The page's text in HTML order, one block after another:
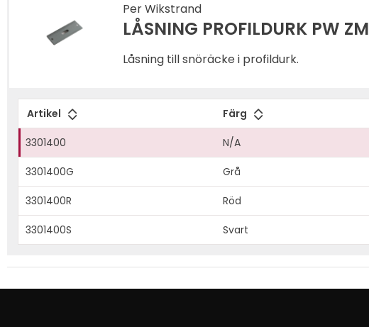
Per Wikstrand
LÅSNING PROFILDURK PW ZM
Låsning till snöräcke i profildurk.
Artikel Färg
3301400 N/A
3301400G Grå
3301400R Röd
3301400S Svart